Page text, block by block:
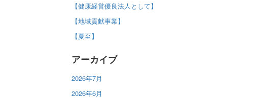
【健康経営優良法人として】
【地域貢献事業】
【夏至】
アーカイブ
2026年7月
2026年6月